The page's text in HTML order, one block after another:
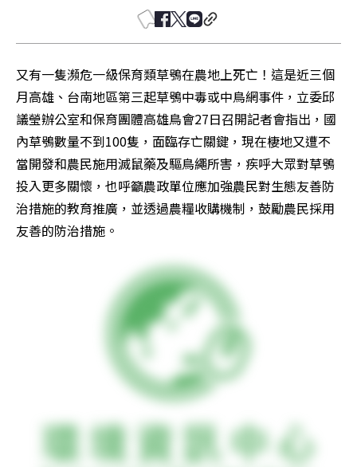
又有一隻瀕危一級保育類草鴞在農地上死亡！這是近三個
月高雄、台南地區第三起草鴞中毒或中鳥網事件，立委邱
議瑩辦公室和保育團體高雄鳥會27日召開記者會指出，國
內草鴞數量不到100隻，面臨存亡關鍵，現在棲地又遭不
當開發和農民施用滅鼠藥及驅鳥繩所害，疾呼大眾對草鴞
投入更多關懷，也呼籲農政單位應加強農民對生態友善防
治措施的教育推廣，並透過農糧收購機制，鼓勵農民採用
友善的防治措施。